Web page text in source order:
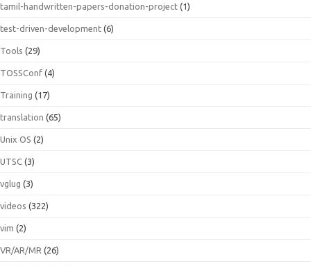
tamil-handwritten-papers-donation-project (1)
test-driven-development (6)
Tools (29)
TOSSConf (4)
Training (17)
translation (65)
Unix OS (2)
UTSC (3)
vglug (3)
videos (322)
vim (2)
VR/AR/MR (26)